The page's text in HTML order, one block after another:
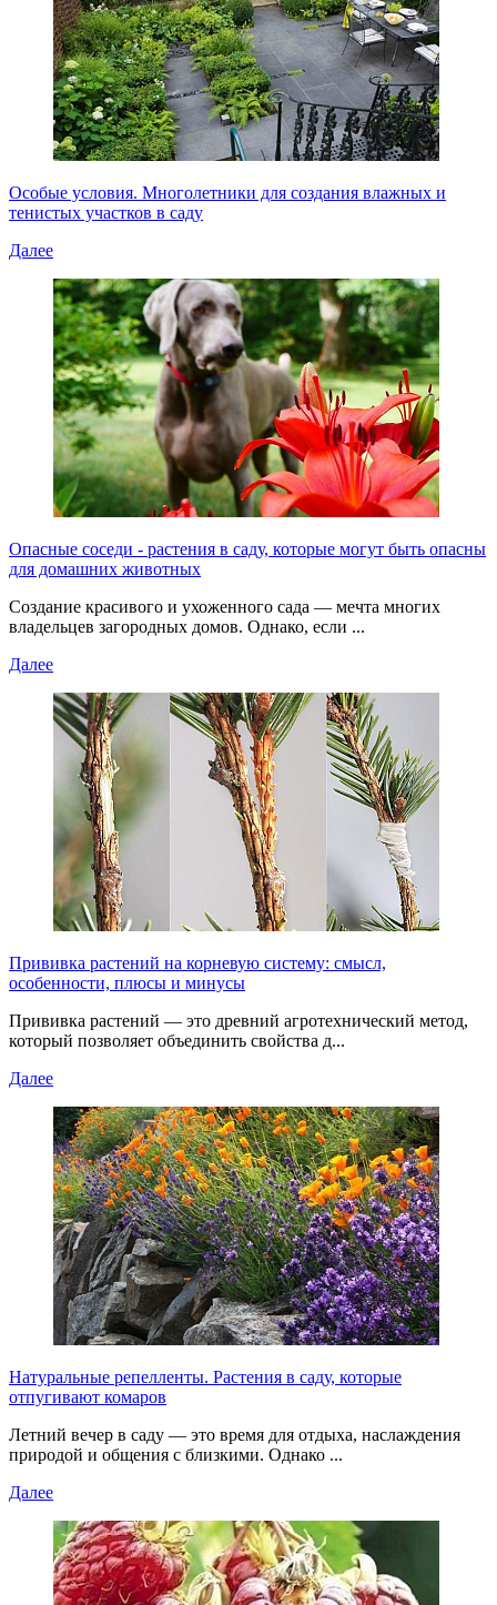
Особые условия. Многолетники для создания влажных и
тенистых участков в саду
Далее
Опасные соседи - растения в саду, которые могут быть опасны
для домашних животных
Создание красивого и ухоженного сада — мечта многих
владельцев загородных домов. Однако, если ...
Далее
Прививка растений на корневую систему: смысл,
особенности, плюсы и минусы
Прививка растений — это древний агротехнический метод,
который позволяет объединить свойства д...
Далее
Натуральные репелленты. Растения в саду, которые
отпугивают комаров
Летний вечер в саду — это время для отдыха, наслаждения
природой и общения с близкими. Однако ...
Далее